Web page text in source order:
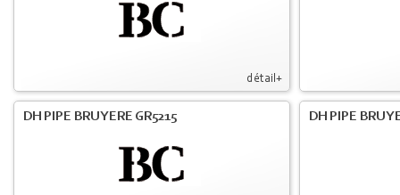
détail+
DH PIPE BRUYERE GR5215 DH PIPE